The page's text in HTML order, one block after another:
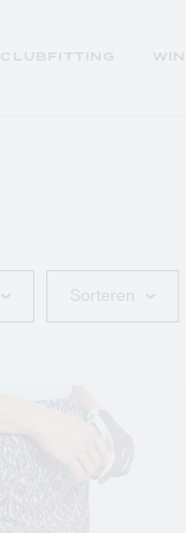
CLUBFITTING
Sorteren